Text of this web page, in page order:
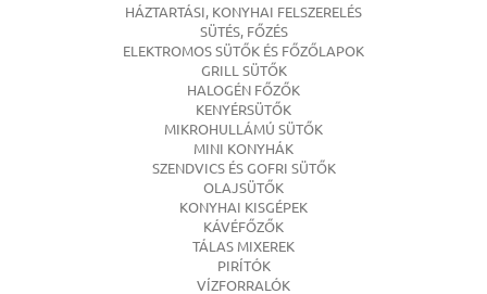
HÁZTARTÁSI, KONYHAI FELSZERELÉS
SÜTÉS, FŐZÉS
ELEKTROMOS SÜTŐK ÉS FŐZŐLAPOK
GRILL SÜTŐK
HALOGÉN FŐZŐK
KENYÉRSÜTŐK
MIKROHULLÁMÚ SÜTŐK
MINI KONYHÁK
SZENDVICS ÉS GOFRI SÜTŐK
OLAJSÜTŐK
KONYHAI KISGÉPEK
KÁVÉFŐZŐK
TÁLAS MIXEREK
PIRÍTÓK
VÍZFORRALÓK